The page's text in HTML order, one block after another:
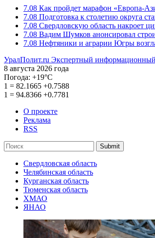
7.08 Как пройдет марафон «Европа-
7.08 Подготовка к столетию округа
7.08 Свердловскую область накроет
7.08 Вадим Шумков анонсировал
7.08 Нефтяники и аграрии Югры
УралПолит.ru Экспертный
8 августа 2026 года
Погода: +19°С
1 = 82.1665 +0.7588
1 = 94.8366 +0.7781
О проекте
Реклама
RSS
Submit
Свердловская область
Челябинская область
Курганская область
Тюменская область
ХМАО
ЯНАО